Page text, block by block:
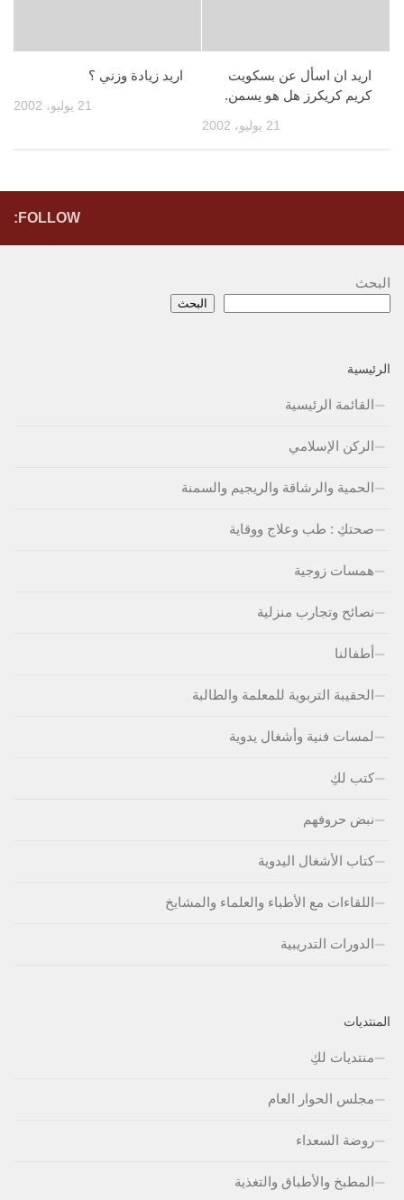
اريد زيادة وزني ؟
21 يوليو، 2002
اريد ان اسأل عن بسكويت
كريم كريكرز هل هو يسمن.
21 يوليو، 2002
FOLLOW:
البحث
البحث
الرئيسية
القائمة الرئيسية
الركن الإسلامي
الحمية والرشاقة والريجيم والسمنة
صحتكِ : طب وعلاج ووقاية
همسات زوجية
نصائح وتجارب منزلية
أطفالنا
الحقيبة التربوية للمعلمة والطالبة
لمسات فنية وأشغال يدوية
كتب لكِ
نبض حروفهم
كتاب الأشغال اليدوية
اللقاءات مع الأطباء والعلماء والمشايخ
الدورات التدريبية
المنتديات
منتديات لكِ
مجلس الحوار العام
روضة السعداء
المطبخ والأطباق والتغذية